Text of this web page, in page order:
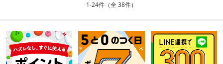
1-24件（全 38件）